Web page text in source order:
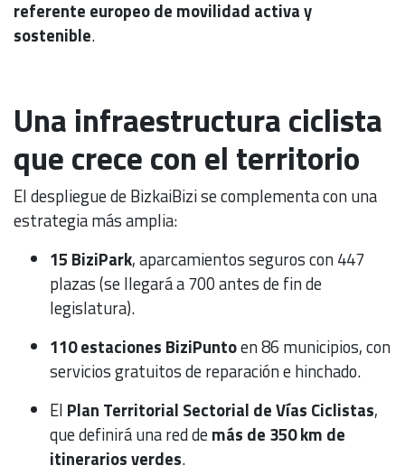
referente europeo de movilidad activa y
sostenible.
Una infraestructura ciclista
que crece con el territorio
El despliegue de BizkaiBizi se complementa con una
estrategia más amplia:
15 BiziPark, aparcamientos seguros con 447
plazas (se llegará a 700 antes de fin de
legislatura).
110 estaciones BiziPuntoen 86 municipios, con
servicios gratuitos de reparación e hinchado.
El Plan Territorial Sectorial de Vías Ciclistas,
que definirá una red demás de 350 km de
itinerarios verdes.